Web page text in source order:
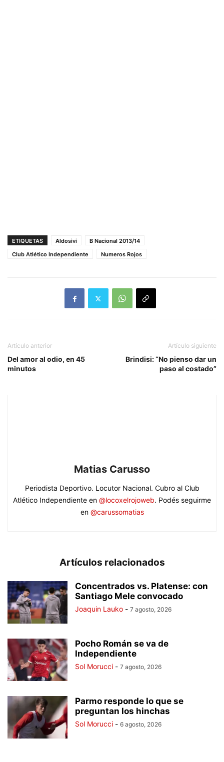
ETIQUETAS Aldosivi
B Nacional 2013/14
Club Atlético Independiente
Numeros Rojos
Artículo anterior
Del amor al odio, en 45
minutos
Artículo siguiente
Brindisi: “No pienso dar un
paso al costado”
Matias Carusso
Periodista Deportivo. Locutor Nacional. Cubro al Club
Atlético Independiente en @locoxelrojoweb. Podés seguirme
en @carussomatias
Artículos relacionados
Concentrados vs. Platense: con
Santiago Mele convocado
Joaquin Lauko - 7 agosto, 2026
Pocho Román se va de
Independiente
Sol Morucci - 7 agosto, 2026
Parmo responde lo que se
preguntan los hinchas
Sol Morucci - 6 agosto, 2026